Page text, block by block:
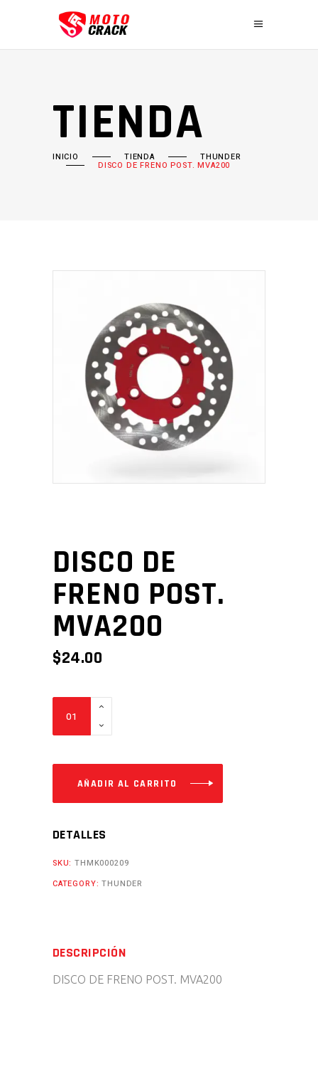
TIENDA
INICIO TIENDA THUNDER
DISCO DE FRENO POST. MVA200
DISCO DE
FRENO POST.
MVA200
$24.00
POST.
MVA200
Cantidad
AÑADIR AL CARRITO
DETALLES
SKU:THMK000209
CATEGORY:THUNDER
DESCRIPCIÓN
DISCO DE FRENO POST. MVA200